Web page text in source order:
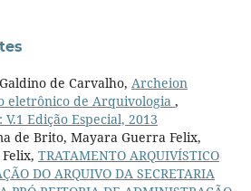
de Carvalho, Archeion
eletrônico de Arquivologia ,
Edição Especial, 2013
de Brito, Mayara Guerra Felix,
TRATAMENTO ARQUIVÍSTICO
DO ARQUIVO DA SECRETARIA